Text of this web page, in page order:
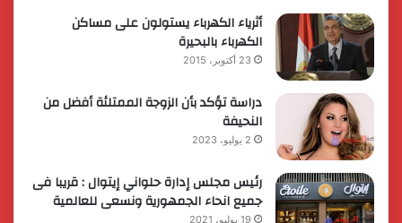
أثرياء الكهرباء يستولون على مساكن
الكهرباء بالبحيرة
23 أكتوبر، 2015
دراسة تؤكد بأن الزوجة الممتلئة أفضل من
النحيفة
2 يوليو، 2023
رئيس مجلس إدارة حلواني إيتوال : قريبا فى
جميع انحاء الجمهورية ونسعى للعالمية
19 يوليو، 2021